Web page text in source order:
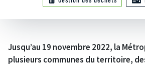
Jusqu’au 19 novembre 2022, la
plusieurs communes du territoire,